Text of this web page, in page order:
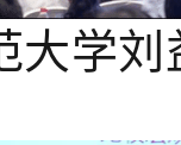
大学